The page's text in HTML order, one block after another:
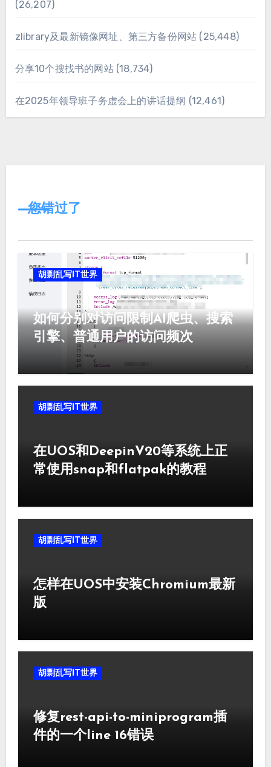
(26,207)
zlibrary及最新镜像网址、第三方备份网站 (25,448)
分享10个搜找书的网站 (18,734)
在2025年领导班子务虚会上的讲话提纲 (12,461)
您错过了
胡剽乱写IT世界
如何分别对访问限制AI爬虫、搜索
引擎、普通用户的访问频次
胡剽乱写IT世界
在UOS和DeepinV20等系统上正
常使用snap和flatpak的教程
胡剽乱写IT世界
怎样在UOS中安装Chromium最新
版
胡剽乱写IT世界
修复rest-api-to-miniprogram插
件的一个line 16错误